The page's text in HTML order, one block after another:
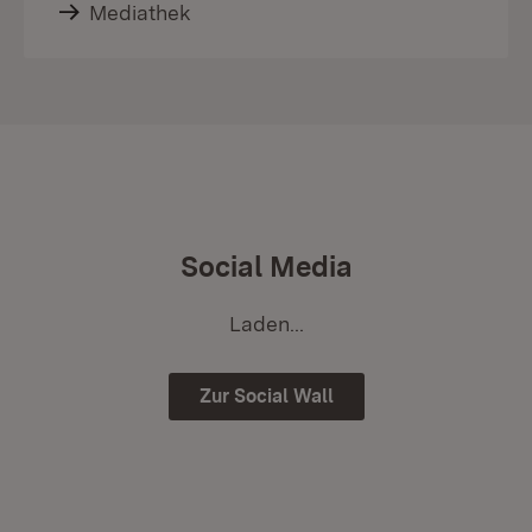
Mediathek
Social Media
Laden...
Zur Social Wall